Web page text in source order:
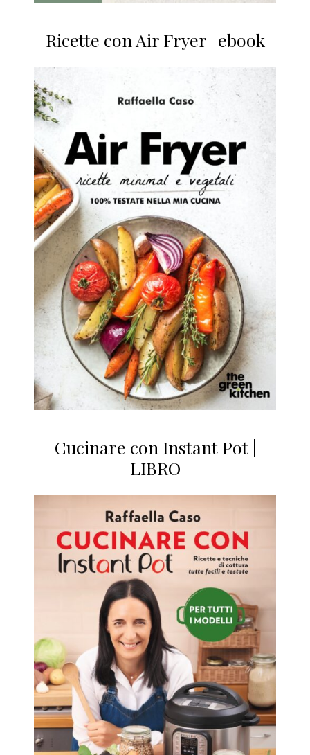
Ricette con Air Fryer | ebook
Cucinare con Instant Pot |
LIBRO